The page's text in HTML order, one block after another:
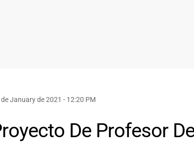
January de 2021 - 12:20 PM
De Profesor